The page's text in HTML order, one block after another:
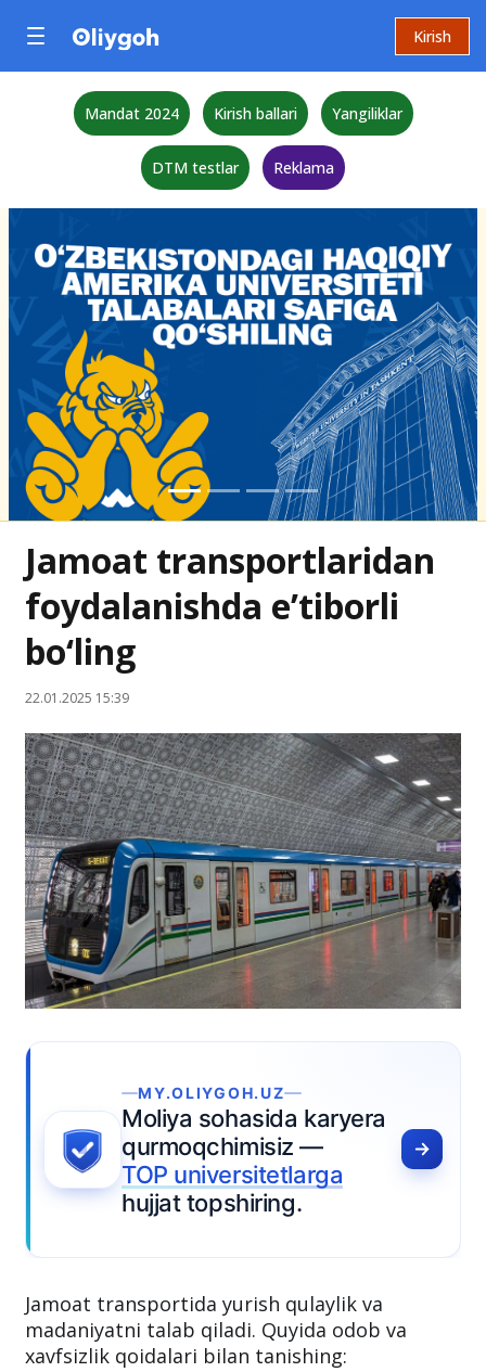
Kirish
Mandat 2024 Kirish ballari Yangiliklar
DTM testlar Reklama
Jamoat transportlaridan
foydalanishda e’tiborli
bo‘ling
22.01.2025 15:39
MY.OLIYGOH.UZ
sohasida karyera
—
universitetlarga
topshiring.